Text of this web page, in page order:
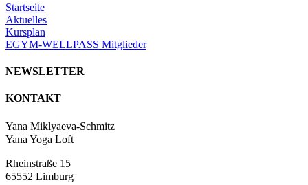
Startseite
Aktuelles
Kursplan
EGYM-WELLPASS Mitglieder
NEWSLETTER
KONTAKT
Yana Miklyaeva-Schmitz
Yana Yoga Loft
Rheinstraße 15
65552 Limburg